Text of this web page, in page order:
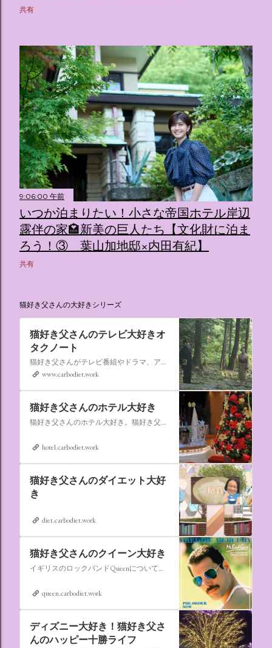
共有
9:06:00 午前
いつか泊まりたい！小さな帝国ホテル岸辺
露伴の家🏩新美の巨人たち【文化財に泊ま
ろう！③ 葉山加地邸×内田有紀】
共有
猫好き父さんの大好きシリーズ
猫好き父さんのテレビ大好きオ
タクノート
猫好き父さんがテレビ番組やドラマ、アニメ、特撮ヒーロー,そしてダイエットについて書いたブログです。
www.carbodiet.work
猫好き父さんのホテル大好き
猫好き父さんのホテル大好き。猫好き父さんが宿泊したホテルの情報を徒然なるままに書いていきます。
hotel.carbodiet.work
猫好き父さんのダイエット大好
き
diet.carbodiet.work
猫好き父さんのクイーン大好き
イギリスのロックバンドQueenについての情報をアップします。
queen.carbodiet.work
ディズニー大好き！猫好き父さ
んのハッピー十勝ライフ